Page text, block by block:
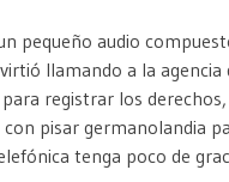
pequeño audio
llamando a la agencia
registrar los
pisar germanolandia
tenga poco de